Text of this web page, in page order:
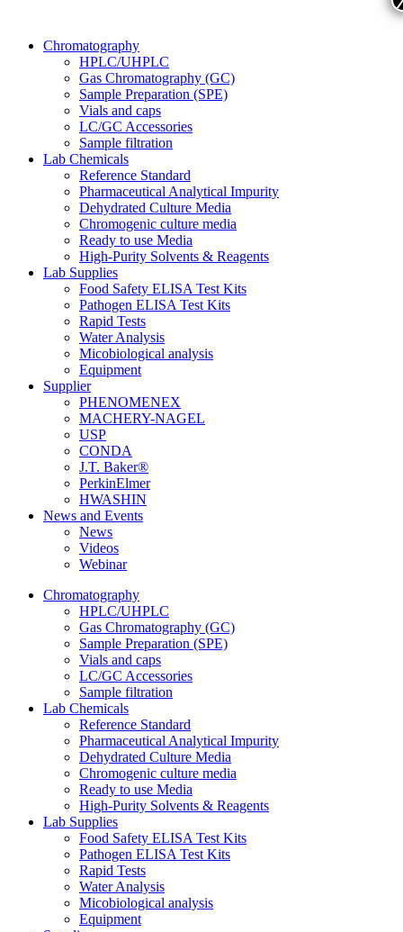
Chromatography
HPLC/UHPLC
Gas Chromatography (GC)
Sample Preparation (SPE)
Vials and caps
LC/GC Accessories
Sample filtration
Lab Chemicals
Reference Standard
Pharmaceutical Analytical Impurity
Dehydrated Culture Media
Chromogenic culture media
Ready to use Media
High-Purity Solvents & Reagents
Lab Supplies
Food Safety ELISA Test Kits
Pathogen ELISA Test Kits
Rapid Tests
Water Analysis
Micobiological analysis
Equipment
Supplier
PHENOMENEX
MACHERY-NAGEL
USP
CONDA
J.T. Baker®
PerkinElmer
HWASHIN
News and Events
News
Videos
Webinar
Chromatography
HPLC/UHPLC
Gas Chromatography (GC)
Sample Preparation (SPE)
Vials and caps
LC/GC Accessories
Sample filtration
Lab Chemicals
Reference Standard
Pharmaceutical Analytical Impurity
Dehydrated Culture Media
Chromogenic culture media
Ready to use Media
High-Purity Solvents & Reagents
Lab Supplies
Food Safety ELISA Test Kits
Pathogen ELISA Test Kits
Rapid Tests
Water Analysis
Micobiological analysis
Equipment